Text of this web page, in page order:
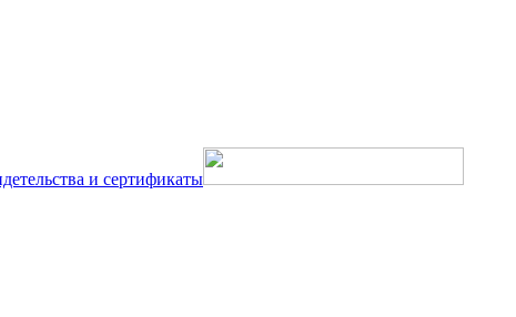
и сертификаты